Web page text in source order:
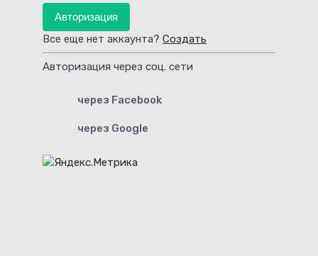
Авторизация
Все еще нет аккаунта? Создать
Авторизация через соц. сети
через Facebook
через Google